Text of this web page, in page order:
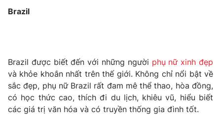
Giải sao mai
Làm đẹp
Sản phẩm
Thị trường
Tư vấn
Giao lưu trực tuyến
Lịch phát sóng
Brazil
Brazil được biết đến với những người phụ nữ xinh đẹp
và khỏe khoắn nhất trên thế giới. Không chỉ nổi bật về
sắc đẹp, phụ nữ Brazil rất đam mê thể thao, hòa đồng,
có học thức cao, thích đi du lịch, khiêu vũ, hiểu biết
các giá trị văn hóa và có truyền thống gia đình tốt.